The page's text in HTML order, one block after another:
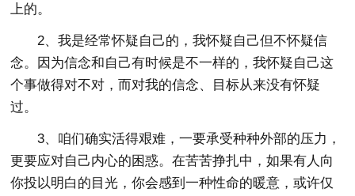
上的。
2、我是经常怀疑自己的，我怀疑自己但不怀疑信
念。因为信念和自己有时候是不一样的，我怀疑自己这
个事做得对不对，而对我的信念、目标从来没有怀疑
过。
3、咱们确实活得艰难，一要承受种种外部的压力，
更要应对自己内心的困惑。在苦苦挣扎中，如果有人向
你投以明白的目光，你会感到一种性命的暖意，或许仅